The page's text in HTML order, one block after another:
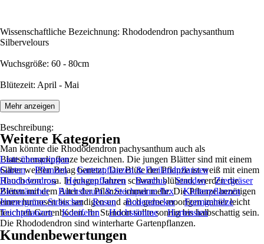
Wissenschaftliche Bezeichnung: Rhododendron pachysanthum
Silbervelours
Wuchsgröße: 60 - 80cm
Blütezeit: April - Mai
Beschreibung:
Man könnte die Rhododendron pachysanthum auch als
Blattschmuckpflanze bezeichnen. Die jungen Blätter sind mit einem
Silber weißen Belag benetzt. Die Blüte der Pflanze ist weiß mit einem
Hauch von rosa. In jungen Jahren schwach blühend, werden die
Blüten mit dem Alter der Pflanze immer mehr. Die Pflanze benötigen
einen humosen bis sandigen und auch gerne moorigen immer leicht
feuchten Gartenboden. Ihr Standort sollte sonnig bis halbschattig sein.
Die Rhododendron sind winterharte Gartenpflanzen.
Mehr anzeigen
Weitere Kategorien
Liste überspringen
Garten
Pflanzen
Gartenpflanzen & Freilandpflanzen
Rhododendron
Heckenpflanzen Bambus Stauden
Ziergräser
Ziersträucher
Buchsbaum & Stechpalme Ilex
Kletterpflanzen
Immergrüne Sträucher
Rosen Bodendecker
Formgehölze
Teichpflanzen
Koniferen Hochstämme Hortensien
Kundenbewertungen